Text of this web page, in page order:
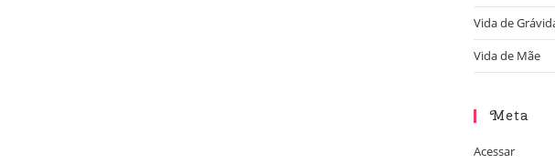
Vida de
Vida de Mãe
Meta
Acessar